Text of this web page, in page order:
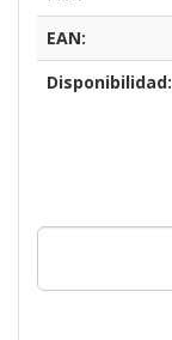
EAN:
Disponibilidad: